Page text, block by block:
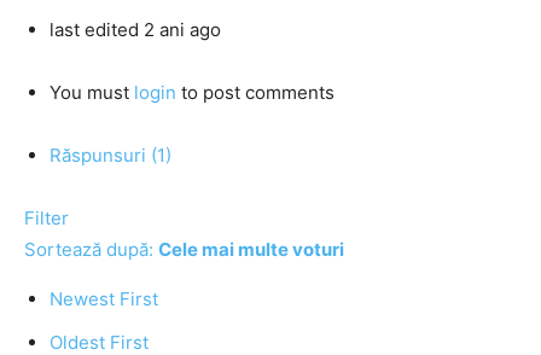
last edited 2 ani ago
You must login to post comments
Răspunsuri (1)
Filter
Sortează după: Cele mai multe voturi
Newest First
Oldest First